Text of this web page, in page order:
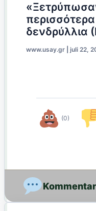
δενδρύλλια
www.usay.gr juli 22,
(0)